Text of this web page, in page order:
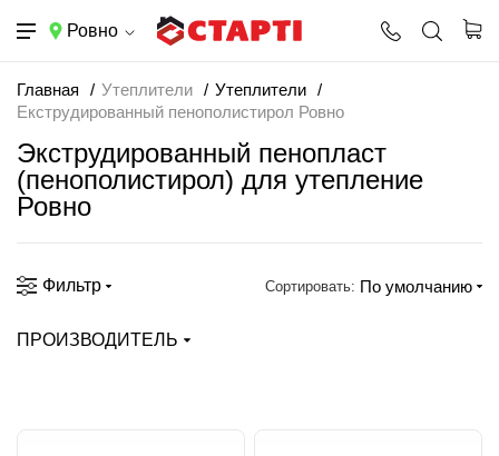
Ровно
Главная Утеплители
Утеплители
Екструдированный пенополистирол Ровно
Экструдированный пенопласт
(пенополистирол) для утепление
Ровно
Фильтр Сортировать: По умолчанию
ПРОИЗВОДИТЕЛЬ